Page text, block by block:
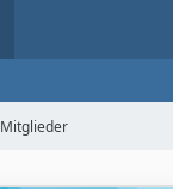
Mitglieder